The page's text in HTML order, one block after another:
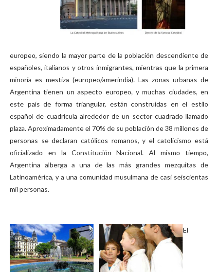
europeo, siendo la mayor parte de la población descendiente de
españoles, italianos y otros inmigrantes, mientras que la primera
minoría es mestiza (europeo/amerindia). Las zonas urbanas de
Argentina tienen un aspecto europeo, y muchas ciudades, en
este país de forma triangular, están construidas en el estilo
español de cuadrícula alrededor de un sector cuadrado llamado
plaza. Aproximadamente el 70% de su población de 38 millones de
personas se declaran católicos romanos, y el catolicismo está
oficializado en la Constitución Nacional. Al mismo tiempo,
Argentina alberga a una de las más grandes mezquitas de
Latinoamérica, y a una comunidad musulmana de casi seiscientas
mil personas.
El